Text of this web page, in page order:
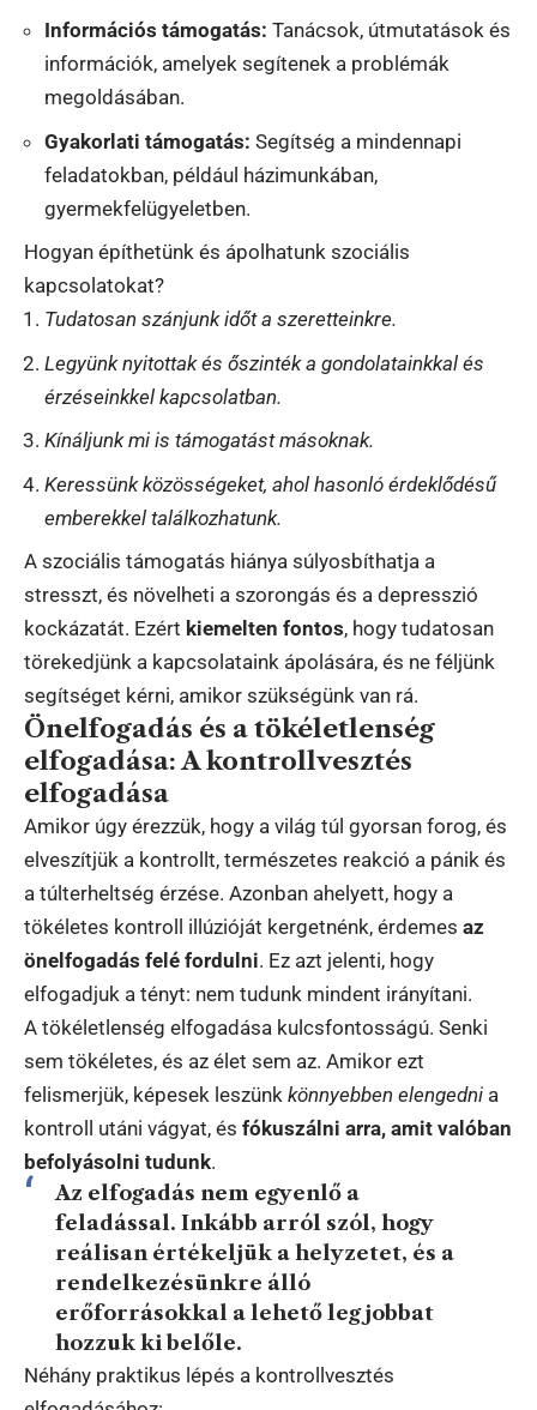
Információs támogatás: Tanácsok, útmutatások és
információk, amelyek segítenek a problémák
megoldásában.
Gyakorlati támogatás: Segítség a mindennapi
feladatokban, például házimunkában,
gyermekfelügyeletben.
Hogyan építhetünk és ápolhatunk szociális
kapcsolatokat?
Tudatosan szánjunk időt a szeretteinkre.
Legyünk nyitottak és őszinték a gondolatainkkal és
érzéseinkkel kapcsolatban.
Kínáljunk mi is támogatást másoknak.
Keressünk közösségeket, ahol hasonló érdeklődésű
emberekkel találkozhatunk.
A szociális támogatás hiánya súlyosbíthatja a
stresszt, és növelheti a szorongás és a depresszió
kockázatát. Ezért kiemelten fontos, hogy tudatosan
törekedjünk a kapcsolataink ápolására, és ne féljünk
segítséget kérni, amikor szükségünk van rá.
Önelfogadás és a tökéletlenség
elfogadása: A kontrollvesztés
elfogadása
Amikor úgy érezzük, hogy a világ túl gyorsan forog, és
elveszítjük a kontrollt, természetes reakció a pánik és
a túlterheltség érzése. Azonban ahelyett, hogy a
tökéletes kontroll illúzióját kergetnénk, érdemes az
önelfogadás felé fordulni. Ez azt jelenti, hogy
elfogadjuk a tényt: nem tudunk mindent irányítani.
A tökéletlenség elfogadása kulcsfontosságú. Senki
sem tökéletes, és az élet sem az. Amikor ezt
felismerjük, képesek leszünk könnyebben elengedni a
kontroll utáni vágyat, és fókuszálni arra, amit valóban
befolyásolni tudunk.
Az elfogadás nem egyenlő a
feladással. Inkább arról szól, hogy
reálisan értékeljük a helyzetet, és a
rendelkezésünkre álló
erőforrásokkal a lehető legjobbat
hozzuk ki belőle.
Néhány praktikus lépés a kontrollvesztés